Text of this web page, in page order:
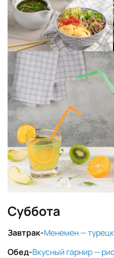
Суббота
Завтрак-Менемен —
Обед-Вкусный гарнир —